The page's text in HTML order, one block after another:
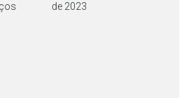
de 2023